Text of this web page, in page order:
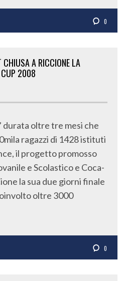
0
CHIUSA A RICCIONE LA
CUP 2008
durata oltre tre mesi che
ragazzi di 1428 istituti
il progetto promosso
e Scolastico e Coca-
la sua due giorni finale
oltre 3000
0